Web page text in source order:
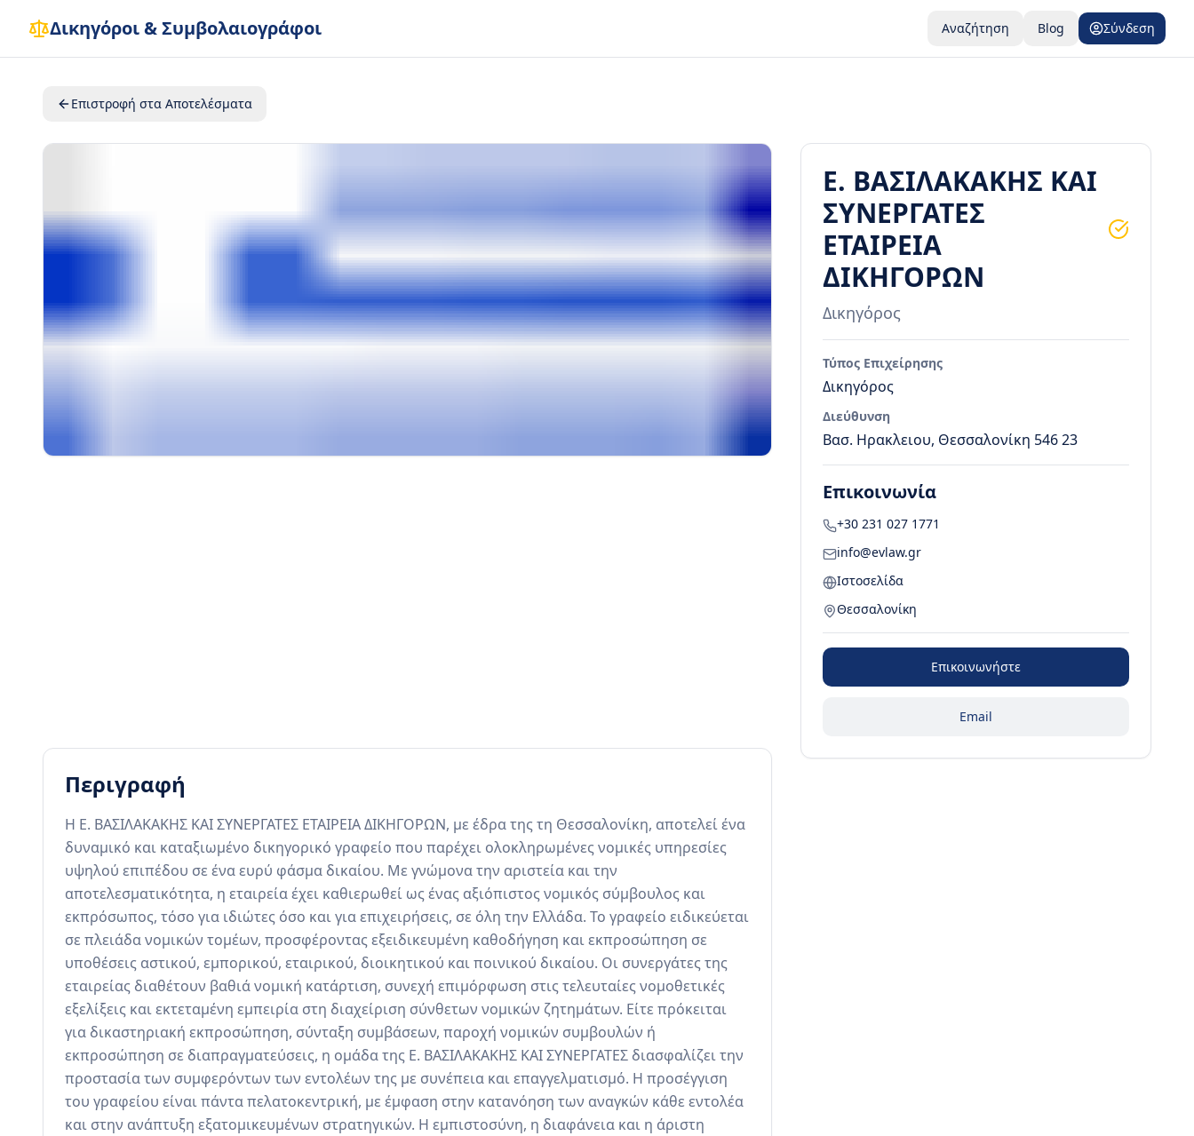
Δικηγόροι & Συμβολαιογράφοι Αναζήτηση Blog Σύνδεση
Επιστροφή στα Αποτελέσματα
Περιγραφή
Η Ε. ΒΑΣΙΛΑΚΑΚΗΣ ΚΑΙ ΣΥΝΕΡΓΑΤΕΣ ΕΤΑΙΡΕΙΑ ΔΙΚΗΓΟΡΩΝ, με έδρα της τη Θεσσαλονίκη, αποτελεί ένα
δυναμικό και καταξιωμένο δικηγορικό γραφείο που παρέχει ολοκληρωμένες νομικές υπηρεσίες
υψηλού επιπέδου σε ένα ευρύ φάσμα δικαίου. Με γνώμονα την αριστεία και την
αποτελεσματικότητα, η εταιρεία έχει καθιερωθεί ως ένας αξιόπιστος νομικός σύμβουλος και
εκπρόσωπος, τόσο για ιδιώτες όσο και για επιχειρήσεις, σε όλη την Ελλάδα. Το γραφείο ειδικεύεται
σε πλειάδα νομικών τομέων, προσφέροντας εξειδικευμένη καθοδήγηση και εκπροσώπηση σε
υποθέσεις αστικού, εμπορικού, εταιρικού, διοικητικού και ποινικού δικαίου. Οι συνεργάτες της
εταιρείας διαθέτουν βαθιά νομική κατάρτιση, συνεχή επιμόρφωση στις τελευταίες νομοθετικές
εξελίξεις και εκτεταμένη εμπειρία στη διαχείριση σύνθετων νομικών ζητημάτων. Είτε πρόκειται
για δικαστηριακή εκπροσώπηση, σύνταξη συμβάσεων, παροχή νομικών συμβουλών ή
εκπροσώπηση σε διαπραγματεύσεις, η ομάδα της Ε. ΒΑΣΙΛΑΚΑΚΗΣ ΚΑΙ ΣΥΝΕΡΓΑΤΕΣ διασφαλίζει την
προστασία των συμφερόντων των εντολέων της με συνέπεια και επαγγελματισμό. Η προσέγγιση
του γραφείου είναι πάντα πελατοκεντρική, με έμφαση στην κατανόηση των αναγκών κάθε εντολέα
και στην ανάπτυξη εξατομικευμένων στρατηγικών. Η εμπιστοσύνη, η διαφάνεια και η άριστη
Ε. ΒΑΣΙΛΑΚΑΚΗΣ ΚΑΙ
ΣΥΝΕΡΓΑΤΕΣ
ΕΤΑΙΡΕΙΑ
ΔΙΚΗΓΟΡΩΝ
Δικηγόρος
Τύπος Επιχείρησης
Δικηγόρος
Διεύθυνση
Βασ. Ηρακλειου, Θεσσαλονίκη 546 23
Επικοινωνία
+30 231 027 1771
info@evlaw.gr
Ιστοσελίδα
Θεσσαλονίκη
Επικοινωνήστε
Email